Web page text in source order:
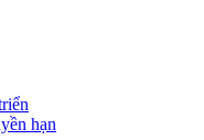
hạn